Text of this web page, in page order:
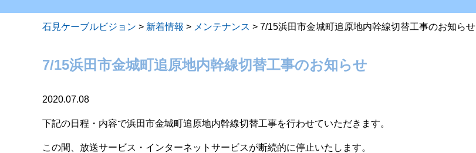
石見ケーブルビジョン > 新着情報 > メンテナンス > 7/15浜田市金城町追原地内幹線切替工事のお知らせ
7/15浜田市金城町追原地内幹線切替工事のお知らせ
2020.07.08
下記の日程・内容で浜田市金城町追原地内幹線切替工事を行わせていただきます。
この間、放送サービス・インターネットサービスが断続的に停止いたします。